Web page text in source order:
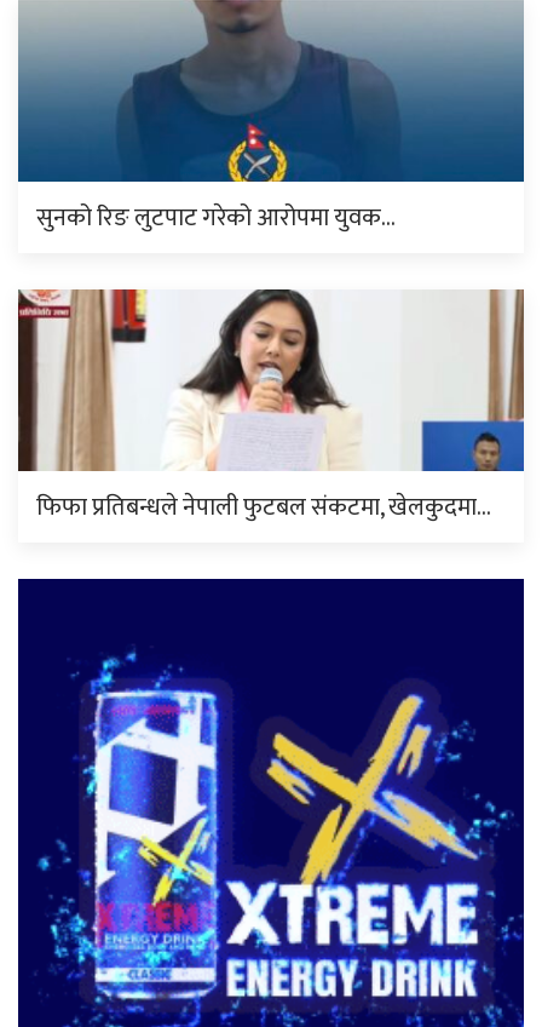
सुनको रिङ लुटपाट गरेको आरोपमा युवक…
फिफा प्रतिबन्धले नेपाली फुटबल संकटमा, खेलकुदमा…